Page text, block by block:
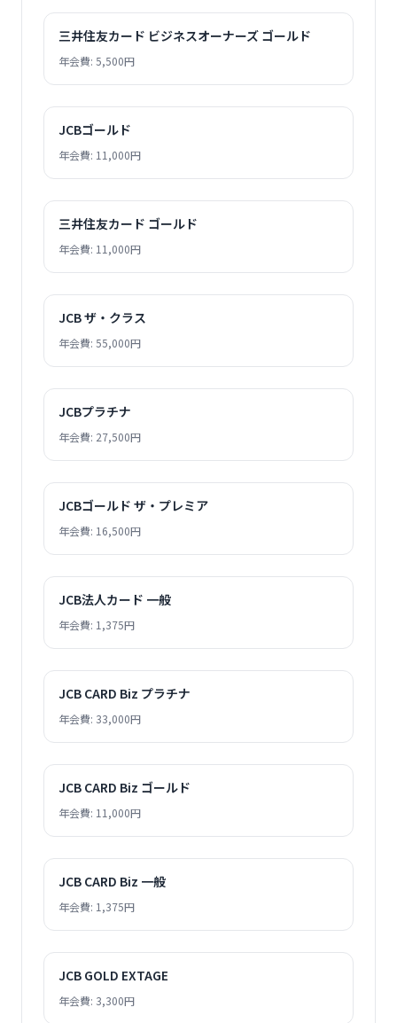
三井住友カード ビジネスオーナーズ ゴールド
年会費: 5,500円
JCBゴールド
年会費: 11,000円
三井住友カード ゴールド
年会費: 11,000円
JCB ザ・クラス
年会費: 55,000円
JCBプラチナ
年会費: 27,500円
JCBゴールド ザ・プレミア
年会費: 16,500円
JCB法人カード 一般
年会費: 1,375円
JCB CARD Biz プラチナ
年会費: 33,000円
JCB CARD Biz ゴールド
年会費: 11,000円
JCB CARD Biz 一般
年会費: 1,375円
JCB GOLD EXTAGE
年会費: 3,300円